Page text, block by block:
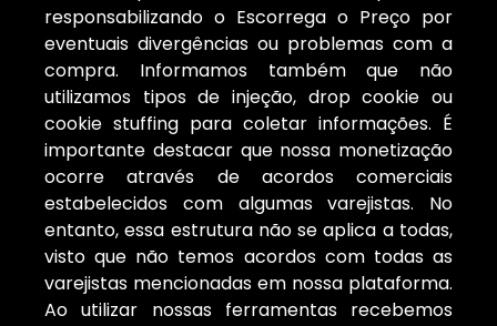
responsabilizando o Escorrega o Preço por
eventuais divergências ou problemas com a
compra. Informamos também que não
utilizamos tipos de injeção, drop cookie ou
cookie stuffing para coletar informações. É
importante destacar que nossa monetização
ocorre através de acordos comerciais
estabelecidos com algumas varejistas. No
entanto, essa estrutura não se aplica a todas,
visto que não temos acordos com todas as
varejistas mencionadas em nossa plataforma.
Ao utilizar nossas ferramentas recebemos